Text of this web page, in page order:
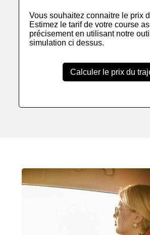
Vous souhaitez connaitre le prix
Estimez le tarif de votre course
précisement en utilisant notre
simulation ci dessus.
Calculer le prix du